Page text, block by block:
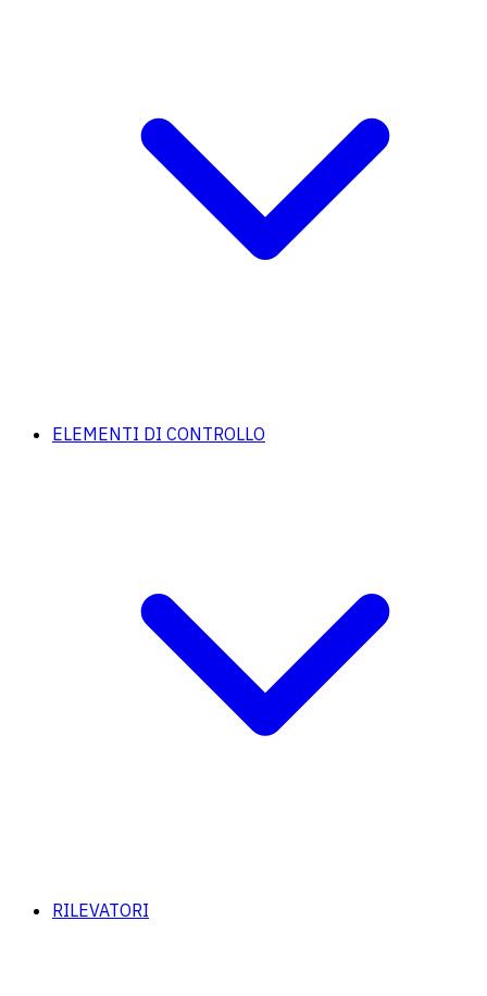
ELEMENTI DI CONTROLLO
RILEVATORI